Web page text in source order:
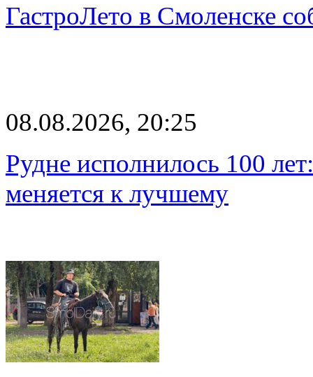
ГастроЛето в Смоленске
08.08.2026, 20:25
Рудне исполнилось 100
меняется к лучшему